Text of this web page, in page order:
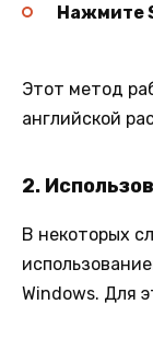
Нажмите
Этот метод
английской
2.
В некоторых
Windows. Для